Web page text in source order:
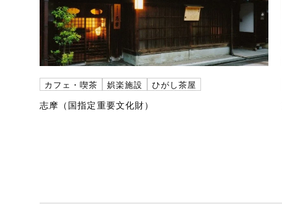
カフェ・喫茶 娯楽施設 ひがし茶屋
志摩（国指定重要文化財）